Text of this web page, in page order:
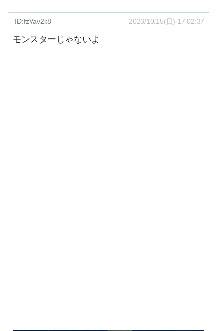
ID:fzVav2k8 2023/10/15(日) 17:02:37
モンスターじゃないよ